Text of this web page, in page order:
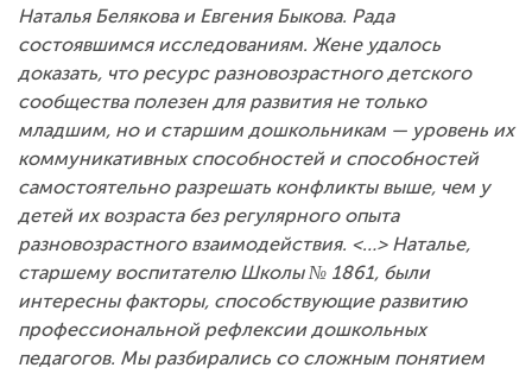
Наталья Белякова и Евгения Быкова. Рада
состоявшимся исследованиям. Жене удалось
доказать, что ресурс разновозрастного детского
сообщества полезен для развития не только
младшим, но и старшим дошкольникам — уровень их
коммуникативных способностей и способностей
самостоятельно разрешать конфликты выше, чем у
детей их возраста без регулярного опыта
разновозрастного взаимодействия. <…> Наталье,
старшему воспитателю Школы № 1861, были
интересны факторы, способствующие развитию
профессиональной рефлексии дошкольных
педагогов. Мы разбирались со сложным понятием